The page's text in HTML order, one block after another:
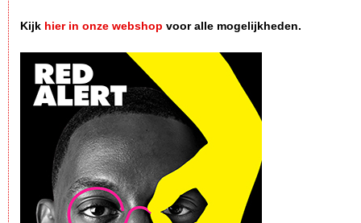
Kijk hier in onze webshop voor alle mogelijkheden.